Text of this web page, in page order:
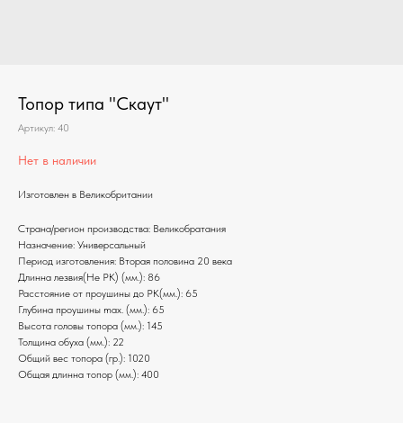
Топор типа "Скаут"
Артикул: 40
Нет в наличии
Изготовлен в Великобритании
Страна/регион производства: Великобратания
Назначение: Универсальный
Период изготовления: Вторая половина 20 века
Длинна лезвия(Не РК) (мм.): 86
Расстояние от проушины до РК(мм.): 65
Глубина проушины max. (мм.): 65
Высота головы топора (мм.): 145
Толщина обуха (мм.): 22
Общий вес топора (гр.): 1020
Общая длинна топор (мм.): 400